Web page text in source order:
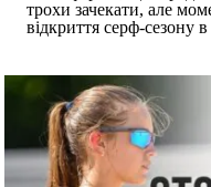
трохи зачекати, але
відкриття серф-сезону